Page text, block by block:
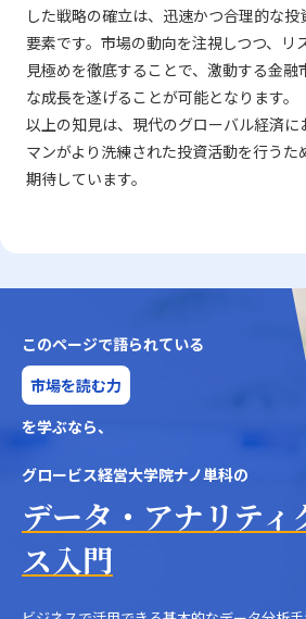
した戦略の確立は、迅速かつ合理的な
要素です。市場の動向を注視しつつ、リ
見極めを徹底することで、激動する金
な成長を遂げることが可能となります。
以上の知見は、現代のグローバル経済に
マンがより洗練された投資活動を行うた
期待しています。
このページで語られている
市場を読む力
を学ぶなら、
グロービス経営大学院ナノ単科の
データ・アナリティ
ス入門